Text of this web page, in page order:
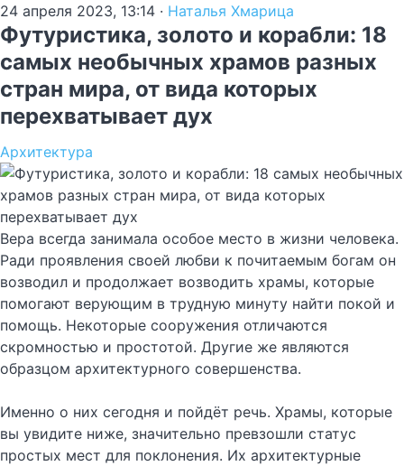
24 апреля 2023, 13:14 · Наталья Хмарица
Футуристика, золото и корабли: 18
самых необычных храмов разных
стран мира, от вида которых
перехватывает дух
Архитектура
Вера всегда занимала особое место в жизни человека.
Ради проявления своей любви к почитаемым богам он
возводил и продолжает возводить храмы, которые
помогают верующим в трудную минуту найти покой и
помощь. Некоторые сооружения отличаются
скромностью и простотой. Другие же являются
образцом архитектурного совершенства.
Именно о них сегодня и пойдёт речь. Храмы, которые
вы увидите ниже, значительно превзошли статус
простых мест для поклонения. Их архитектурные